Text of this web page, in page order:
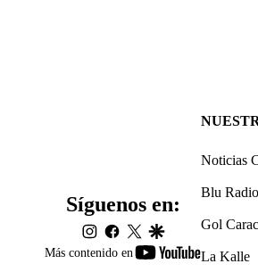
Más contenido en
youtube-
Síguenos en:
instagram
facebook
twittergoogle
Noticias
Blu Radio
Gol
La Kalle